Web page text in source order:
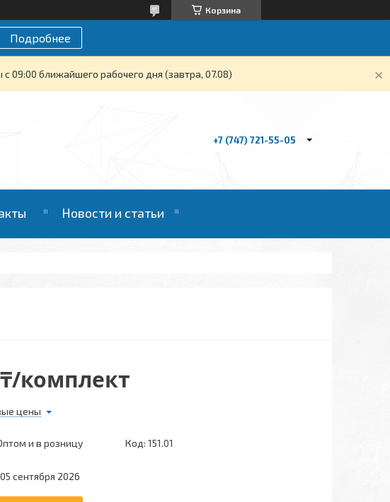
Корзина
Подробнее
09:00 ближайшего рабочего дня (завтра, 07.08)
+7 (747) 721-55-05
Новости и статьи
комплект
цены
и в розницу Код: 151.01
сентября 2026